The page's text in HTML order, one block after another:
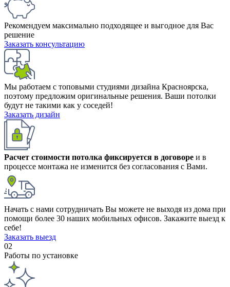
Рекомендуем максимально подходящее и выгодное для Вас
решение
Заказать консультацию
Мы работаем с топовыми студиями дизайна Красноярска,
поэтому предложим оригинальные решения. Ваши потолки
будут не такими как у соседей!
Заказать дизайн
Расчет стоимости потолка фиксируется в договоре и в
процессе монтажа не изменится без согласования с Вами.
Начать с нами сотрудничать Вы можете не выходя из дома при
помощи более 30 наших мобильных офисов. Закажите выезд к
себе!
Заказать выезд
02
Работы по установке